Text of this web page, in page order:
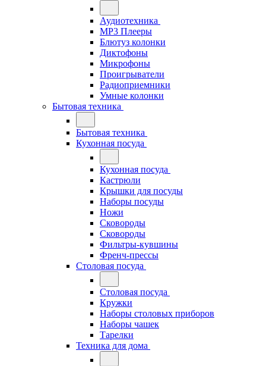
Аудиотехника
MP3 Плееры
Блютуз колонки
Диктофоны
Микрофоны
Проигрыватели
Радиоприемники
Умные колонки
Бытовая техника
Бытовая техника
Кухонная посуда
Кухонная посуда
Кастрюли
Крышки для посуды
Наборы посуды
Ножи
Сковороды
Сковороды
Фильтры-кувшины
Френч-прессы
Столовая посуда
Столовая посуда
Кружки
Наборы столовых приборов
Наборы чашек
Тарелки
Техника для дома